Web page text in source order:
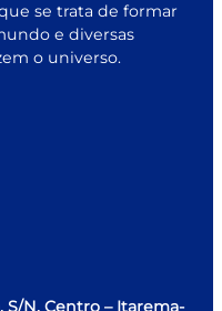
se trata de formar
e diversas
o universo.
S/N, Centro – Itarema-